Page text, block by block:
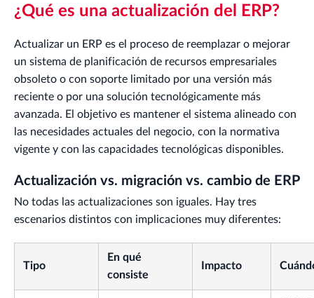
¿Qué es una actualización del ERP?
Actualizar un ERP es el proceso de reemplazar o mejorar
un sistema de planificación de recursos empresariales
obsoleto o con soporte limitado por una versión más
reciente o por una solución tecnológicamente más
avanzada. El objetivo es mantener el sistema alineado con
las necesidades actuales del negocio, con la normativa
vigente y con las capacidades tecnológicas disponibles.
Actualización vs. migración vs. cambio de ERP
No todas las actualizaciones son iguales. Hay tres
escenarios distintos con implicaciones muy diferentes:
Tipo
En qué
consiste
Impacto